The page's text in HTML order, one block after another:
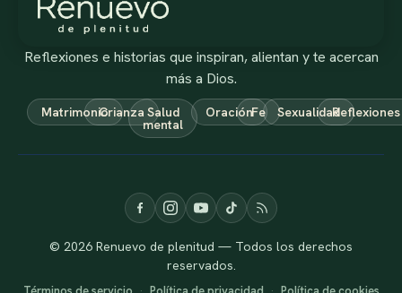
Reflexiones e historias que inspiran, alientan y te acercan
más a Dios.
MatrimonioCrianza Salud
mental
OraciónFe SexualidadReflexiones
© 2026 Renuevo de plenitud — Todos los derechos
reservados.